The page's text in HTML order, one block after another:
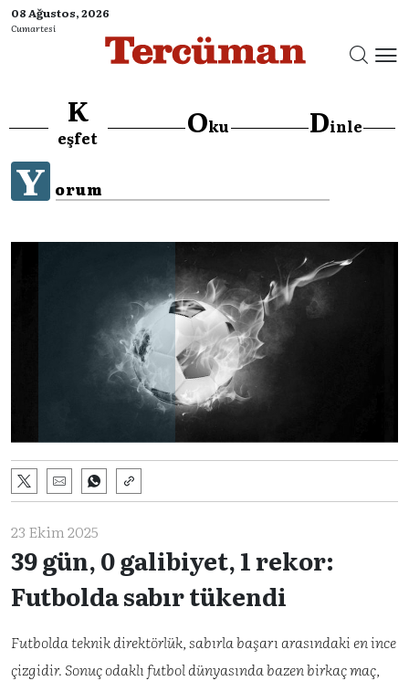
08 Ağustos, 2026
Cumartesi
K
eşfet Oku Dinle
Y orum
23 Ekim 2025
39 gün, 0 galibiyet, 1 rekor:
Futbolda sabır tükendi
Futbolda teknik direktörlük, sabırla başarı arasındaki en ince
çizgidir. Sonuç odaklı futbol dünyasında bazen birkaç maç,